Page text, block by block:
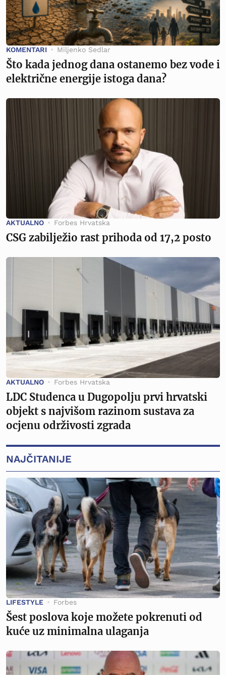
KOMENTARI Miljenko Sedlar
Što kada jednog dana ostanemo bez vode i
električne energije istoga dana?
AKTUALNO Forbes Hrvatska
CSG zabilježio rast prihoda od 17,2 posto
AKTUALNO Forbes Hrvatska
LDC Studenca u Dugopolju prvi hrvatski
objekt s najvišom razinom sustava za
ocjenu održivosti zgrada
NAJČITANIJE
LIFESTYLE Forbes
Šest poslova koje možete pokrenuti od
kuće uz minimalna ulaganja